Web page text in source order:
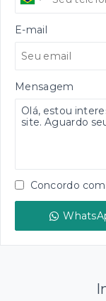
E-mail
Mensagem
Concordo com